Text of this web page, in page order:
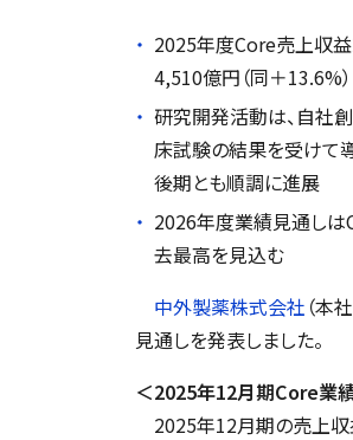
2025年度Core売上収益
4,510億円（同＋13.6%
研究開発活動は、自社
床試験の結果を受けて
後期とも順調に進展
2026年度業績見通しは
去最高を見込む
中外製薬株式会社 （本
見通しを発表しました。
＜2025年12月期Core業
2025年12月期の売上